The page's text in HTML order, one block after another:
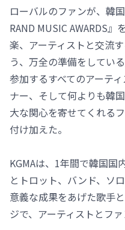
ローバルのファンが、韓
RAND MUSIC AWARDS
楽、アーティストと交流
う、万全の準備をしてい
参加するすべてのアーテ
ナー、そして何よりも韓
大な関心を寄せてくれる
付け加えた。
KGMAは、1年間で韓国国
とトロット、バンド、ソ
意義な成果をあげた歌手
ジで、アーティストとフ